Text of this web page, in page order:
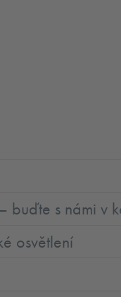
buďte s námi v
osvětlení